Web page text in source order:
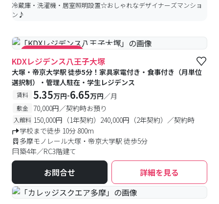
冷蔵庫・洗濯機・居室照明設置☆おしゃれなデザイナーズマンショ
ン♪
#キャンペーン実施中 #食事付き
KDXレジデンス八王子大塚
大塚・帝京大学駅 徒歩5分！家具家電付き・食事付き（月単位
選択制）・管理人駐在・学生レジデンス
賃料 5.35万円-6.65万円／月
敷金 70,000円／契約時お預り
入館料 150,000円（1年契約）240,000円（2年契約）／契約時
学校まで徒歩 10分 800m
多摩モノレール大塚・帝京大学駅 徒歩5分
築4年／RC3階建て
お問合せ 詳細を見る